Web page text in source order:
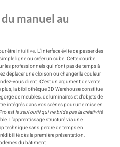
manuel au
êtreintuitive. L’interface évite de passer des
ligne ou créer un cube. Cette courbe
les professionnels qui n’ont pas de temps à
déplacer une cloison ou changer la couleur
vous client. C’est un argument de vente
la bibliothèque 3D Warehouse constitue
de meubles, de luminaires et d’objets de
intégrés dans vos scènes pour une mise en
est le seul outil qui ne bride pas la créativité
L’apprentissage structuré via une
technique sans perdre de temps en
dès la première présentation,
du bâtiment.